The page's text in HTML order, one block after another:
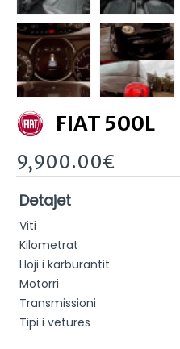
FIAT 500L
Detajet
Viti
Kilometrat
Lloji i karburantit
Motorri
Transmissioni
Tipi i veturës
9,900.00€